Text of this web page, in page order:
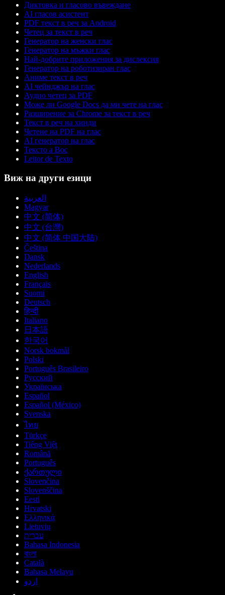
Диктовка и гласово въвеждане
AI гласов асистент
PDF текст в реч за Android
Четец за текст в реч
Генератор на женски глас
Генератор на мъжки глас
Най-добрите приложения за дислексия
Генератор на роботизиран глас
Аниме текст в реч
AI чейнджър на глас
Аудио четец за PDF
Може ли Google Docs да ми чете на глас
Разширение за Chrome за текст в реч
Текст в реч на хинди
Четене на PDF на глас
AI генератор на глас
Тексто а Вос
Leitor de Texto
Виж на други езици
العربية
Magyar
中文 (简体)
中文 (台灣)
中文 (简体 中国大陆)
Čeština
Dansk
Nederlands
English
Français
Suomi
Deutsch
हिन्दी
Italiano
日本語
한국어
Norsk bokmål
Polski
Português Brasileiro
Русский
Українська
Español
Español (México)
Svenska
ไทย
Türkçe
Tiếng Việt
Română
Português
ქართული
Slovenčina
Slovenščina
Eesti
Hrvatski
Ελληνικά
Lietuvių
עברית
Bahasa Indonesia
বাংলা
Català
Bahasa Melayu
اردو